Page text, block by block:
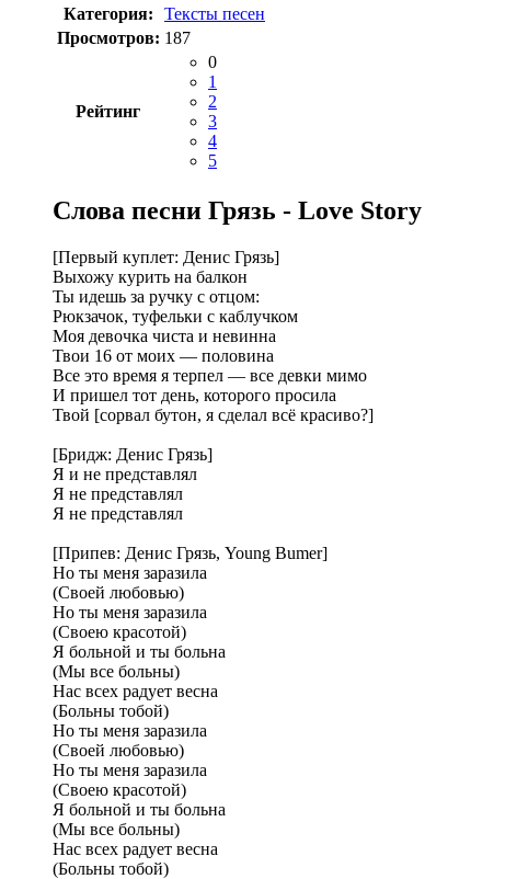
Категория:
Тексты песен
Просмотров: 187
Рейтинг
0
1
2
3
4
5
Слова песни Грязь - Love Story
[Первый куплет: Денис Грязь]
Выхожу курить на балкон
Ты идешь за ручку с отцом:
Рюкзачок, туфельки с каблучком
Моя девочка чиста и невинна
Твои 16 от моих — половина
Все это время я терпел — все девки мимо
И пришел тот день, которого просила
Твой [сорвал бутон, я сделал всё красиво?]
[Бридж: Денис Грязь]
Я и не представлял
Я не представлял
Я не представлял
[Припев: Денис Грязь, Young Bumer]
Но ты меня заразила
(Своей любовью)
Но ты меня заразила
(Своею красотой)
Я больной и ты больна
(Мы все больны)
Нас всех радует весна
(Больны тобой)
Но ты меня заразила
(Своей любовью)
Но ты меня заразила
(Своею красотой)
Я больной и ты больна
(Мы все больны)
Нас всех радует весна
(Больны тобой)